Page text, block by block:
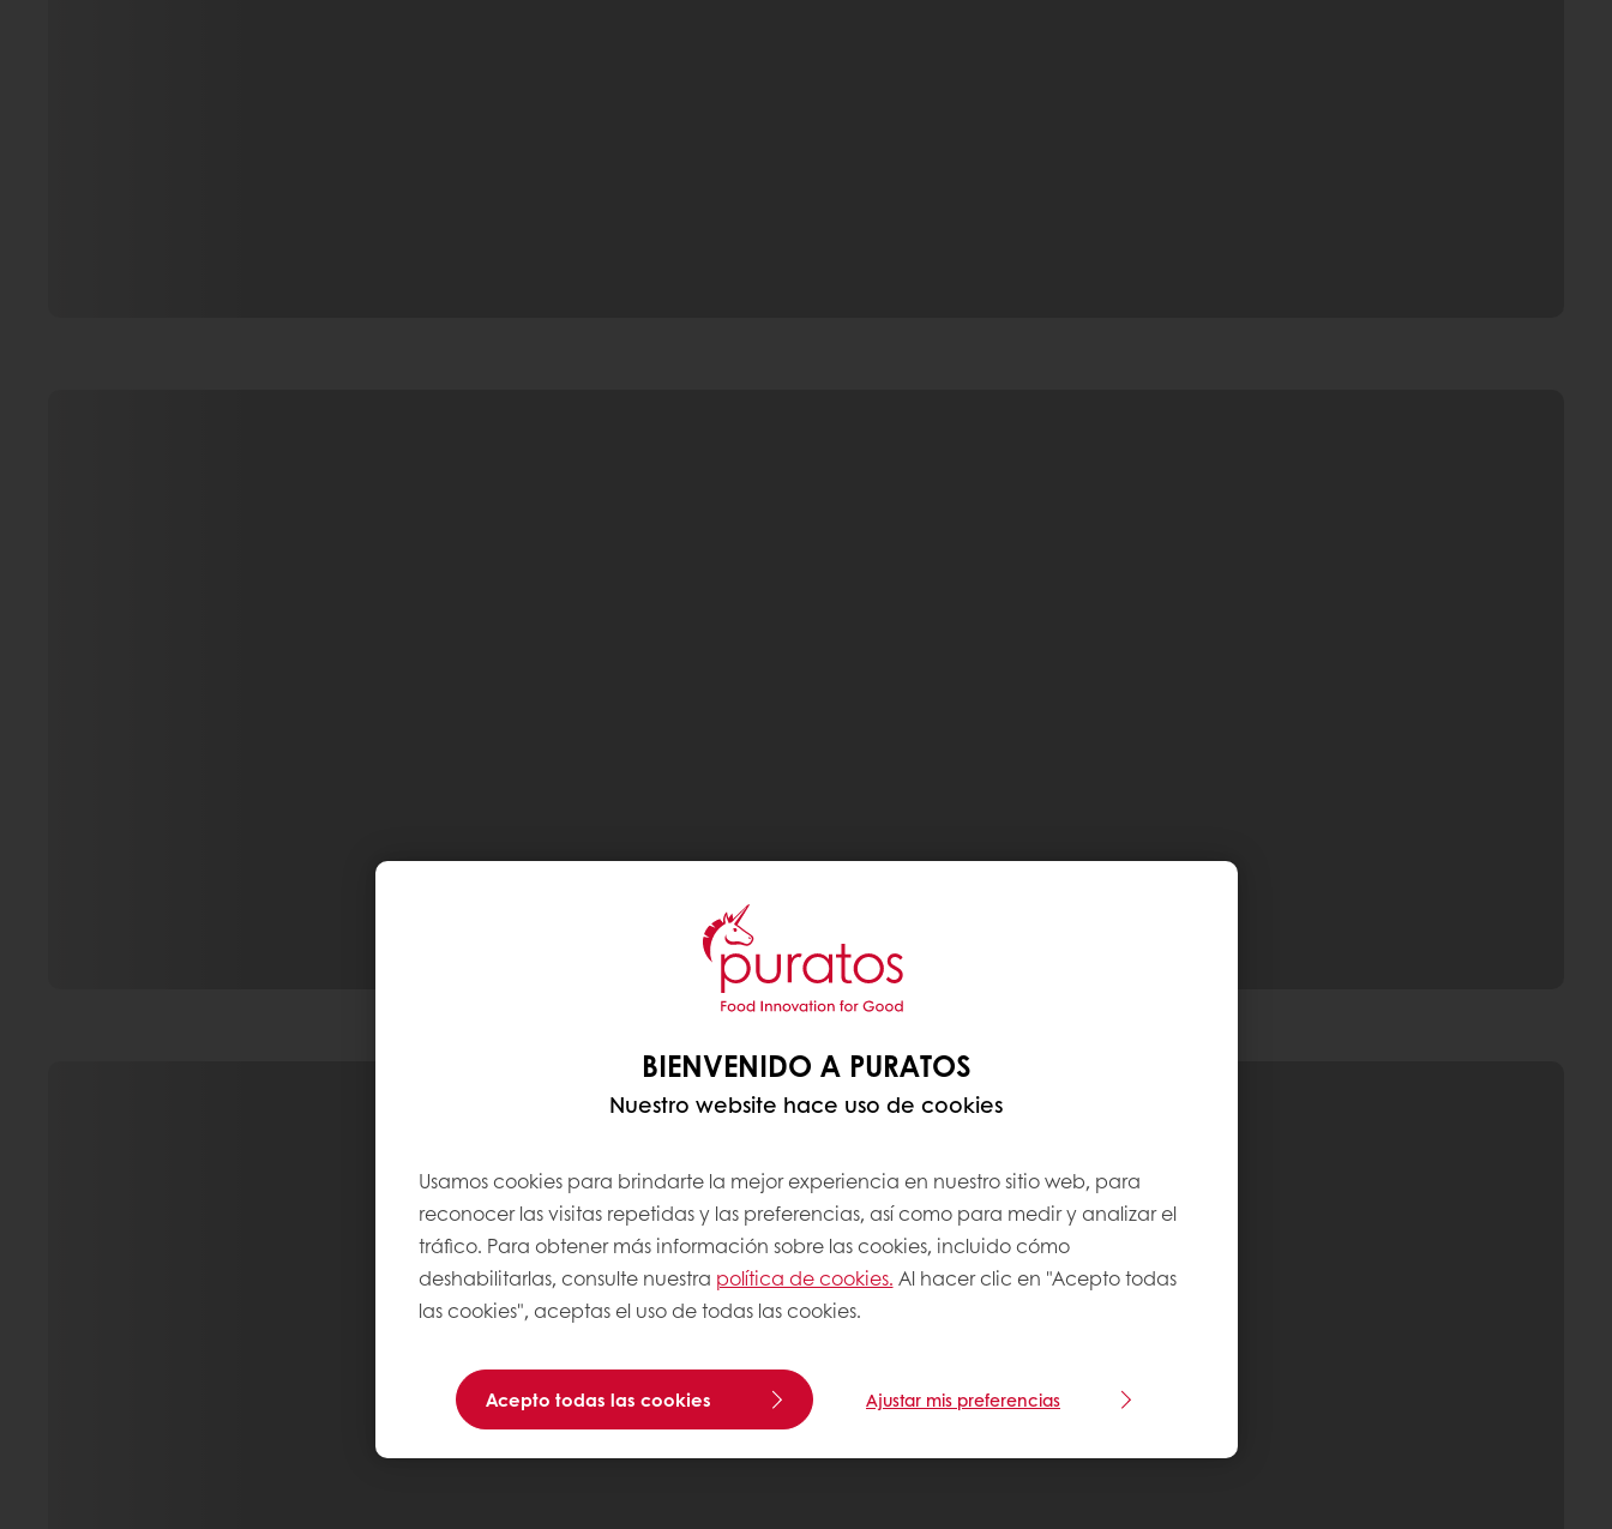
BIENVENIDO A PURATOS
Nuestro website hace uso de cookies
Usamos cookies para brindarte la mejor experiencia en nuestro sitio web, para
reconocer las visitas repetidas y las preferencias, así como para medir y analizar el
tráfico. Para obtener más información sobre las cookies, incluido cómo
deshabilitarlas, consulte nuestra política de cookies. Al hacer clic en "Acepto todas
las cookies", aceptas el uso de todas las cookies.
Acepto todas las cookies Ajustar mis preferencias